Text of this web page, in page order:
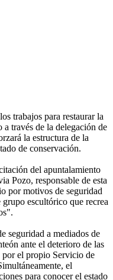
trabajos para restaurar la
través de la delegación de
la estructura de la
de conservación.
del apuntalamiento
Pozo, responsable de esta
por motivos de seguridad
escultórico que recrea
seguridad a mediados de
ante el deterioro de las
por el propio Servicio de
el
para conocer el estado